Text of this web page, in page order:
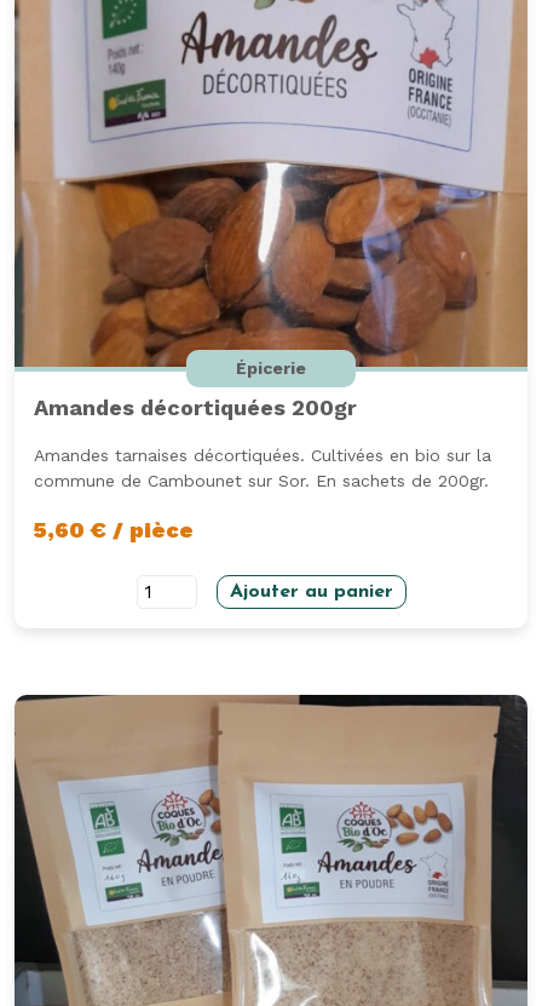
Épicerie
Amandes décortiquées 200gr
Amandes tarnaises décortiquées. Cultivées en bio sur la
commune de Cambounet sur Sor. En sachets de 200gr.
5,60€ / pièce
quantité
de
Ajouter au panier